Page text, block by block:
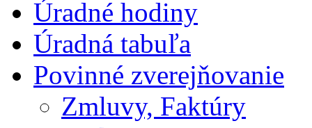
Úradné hodiny
Úradná tabuľa
Povinné zverejňovanie
Zmluvy, Faktúry